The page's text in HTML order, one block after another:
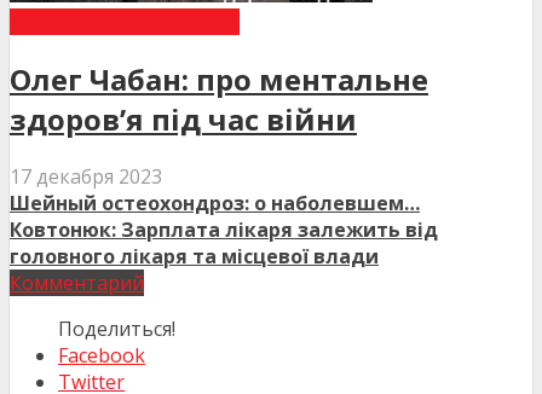
Олег Чабан: про ментальне
здоров’я під час війни
17 декабря 2023
Шейный остеохондроз: о наболевшем…
Ковтонюк: Зарплата лікаря залежить від
головного лікаря та місцевої влади
Комментарий
Поделиться!
Facebook
Twitter